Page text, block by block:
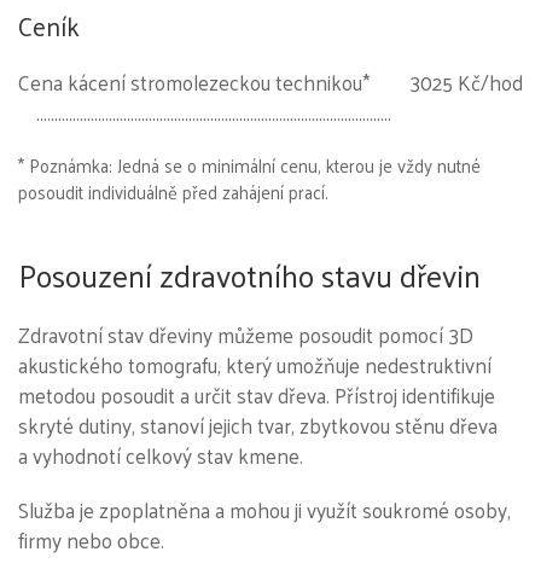
Ceník
Cena kácení stromolezeckou technikou* 3025 Kč/hod
* Poznámka: Jedná se o minimální cenu, kterou je vždy nutné
posoudit individuálně před zahájení prací.
Posouzení zdravotního stavu dřevin
Zdravotní stav dřeviny můžeme posoudit pomocí 3D
akustického tomografu, který umožňuje nedestruktivní
metodou posoudit a určit stav dřeva. Přístroj identifikuje
skryté dutiny, stanoví jejich tvar, zbytkovou stěnu dřeva
a vyhodnotí celkový stav kmene.
Služba je zpoplatněna a mohou ji využít soukromé osoby,
firmy nebo obce.